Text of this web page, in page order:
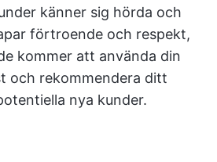
känner sig hörda och
förtroende och respekt,
kommer att använda din
och rekommendera ditt
nya kunder.